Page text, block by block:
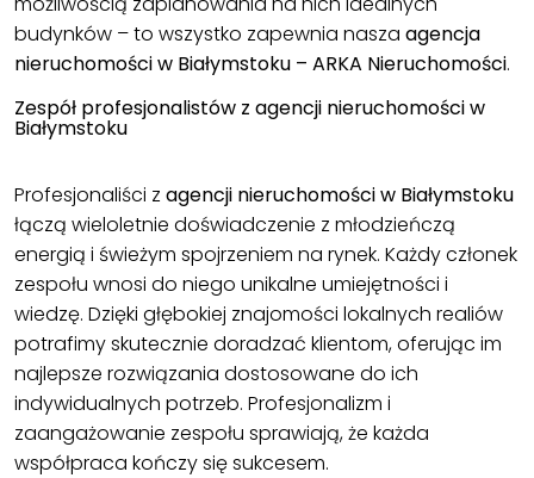
budynków – to wszystko zapewnia nasza agencja
nieruchomości w Białymstoku – ARKA Nieruchomości.
Zespół profesjonalistów z agencji nieruchomości w
Białymstoku
Profesjonaliści z agencji nieruchomości w Białymstoku
łączą wieloletnie doświadczenie z młodzieńczą
energią i świeżym spojrzeniem na rynek. Każdy członek
zespołu wnosi do niego unikalne umiejętności i
wiedzę. Dzięki głębokiej znajomości lokalnych realiów
potrafimy skutecznie doradzać klientom, oferując im
najlepsze rozwiązania dostosowane do ich
indywidualnych potrzeb. Profesjonalizm i
zaangażowanie zespołu sprawiają, że każda
współpraca kończy się sukcesem.